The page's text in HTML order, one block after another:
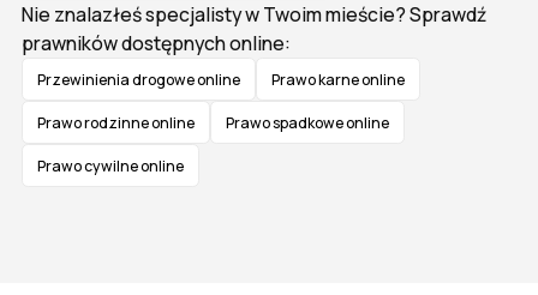
Nie znalazłeś specjalisty w Twoim mieście? Sprawdź
prawników dostępnych online:
Przewinienia drogowe online Prawo karne online
Prawo rodzinne online Prawo spadkowe online
Prawo cywilne online